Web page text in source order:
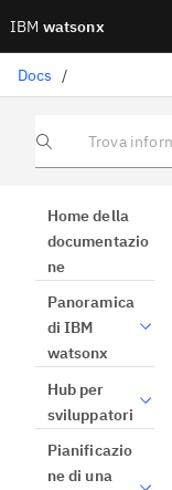
IBM watsonx
Docs /
Trova informazioni
Home della
documentazio
ne
Panoramica
di IBM
watsonx
Hub per
sviluppatori
Pianificazio
ne di una